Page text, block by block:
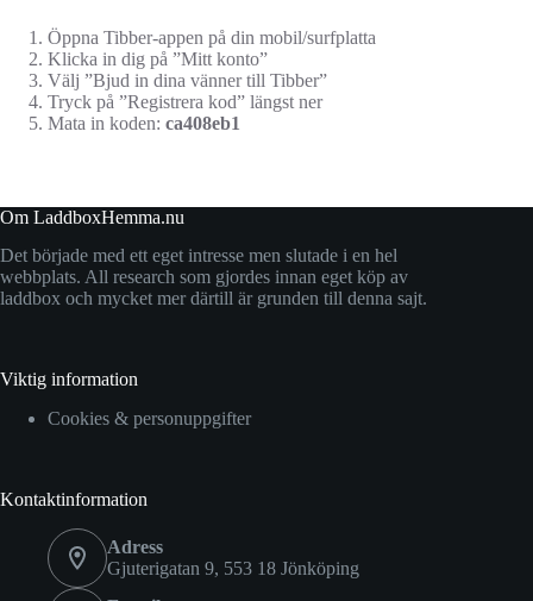
Öppna Tibber-appen på din mobil/surfplatta
Klicka in dig på ”Mitt konto”
Välj ”Bjud in dina vänner till Tibber”
Tryck på ”Registrera kod” längst ner
Mata in koden: ca408eb1
Om LaddboxHemma.nu
Det började med ett eget intresse men slutade i en hel
webbplats. All research som gjordes innan eget köp av
laddbox och mycket mer därtill är grunden till denna sajt.
Viktig information
Cookies & personuppgifter
Kontaktinformation
Adress
Gjuterigatan 9, 553 18 Jönköping